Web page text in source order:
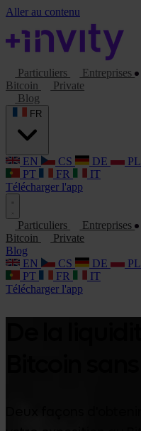
Aller au contenu
Particuliers Entreprises
Bitcoin
Private
Blog
EN CS DE PL
PT
FR
IT
Télécharger l'app
Particuliers Entreprises
Bitcoin
Private
Blog
EN
CS DE PL
PT
FR
IT
Télécharger l'app